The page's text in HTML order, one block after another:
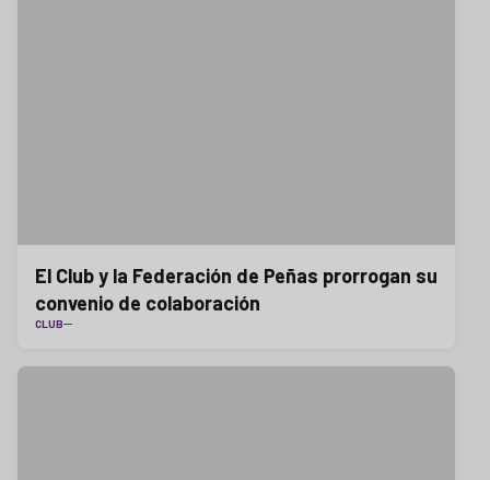
El Club y la Federación de Peñas prorrogan su
convenio de colaboración
CLUB